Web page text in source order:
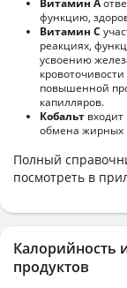
функцию,
Витамин С
реакциях,
усвоению
повышенной
капилляров.
Кобальт
обмена жирных
Полный
посмотреть в
Калорийность
продуктов